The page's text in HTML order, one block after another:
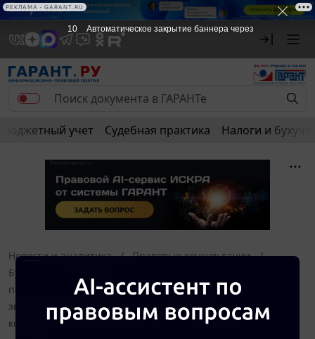
Бюджетный учет Судебная практика Налоги и
Новости и аналитика
Правовые консультации
Бухгалтерский учет в бюджетной сфере
подстатью КОСГУ отнести расходы на техническую
экспертизу основного средства в целях списания
компьютерной и офисной техники?
10 Автоматическое закрытие баннера через
РЕКЛАМА • GARANT.RU